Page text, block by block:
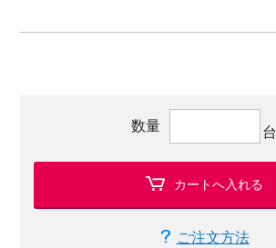
数量 台
カートへ入れる
ご注文方法